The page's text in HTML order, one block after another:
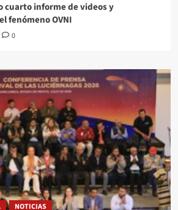
cuarto informe de videos y
fenómeno OVNI
0
NOTICIAS